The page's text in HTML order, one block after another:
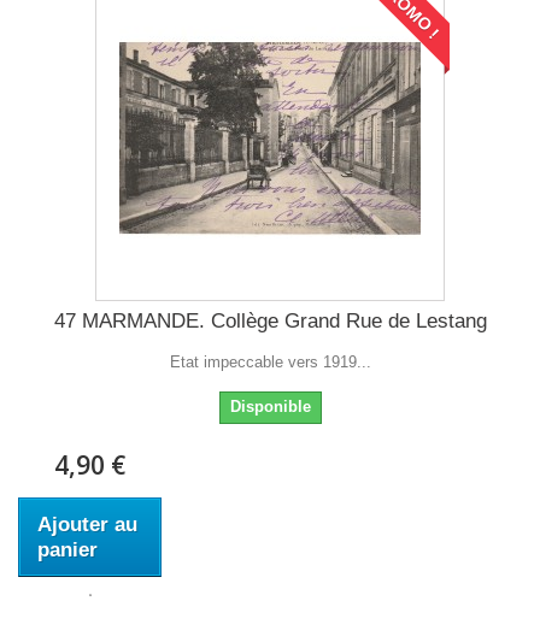
47 MARMANDE. Collège Grand Rue de Lestang
Etat impeccable vers 1919...
Disponible
4,90 €
Ajouter au
panier